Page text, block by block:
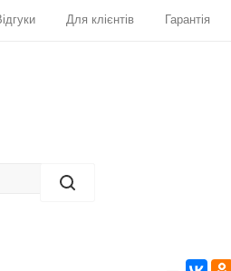
Для клієнтів Гарантія